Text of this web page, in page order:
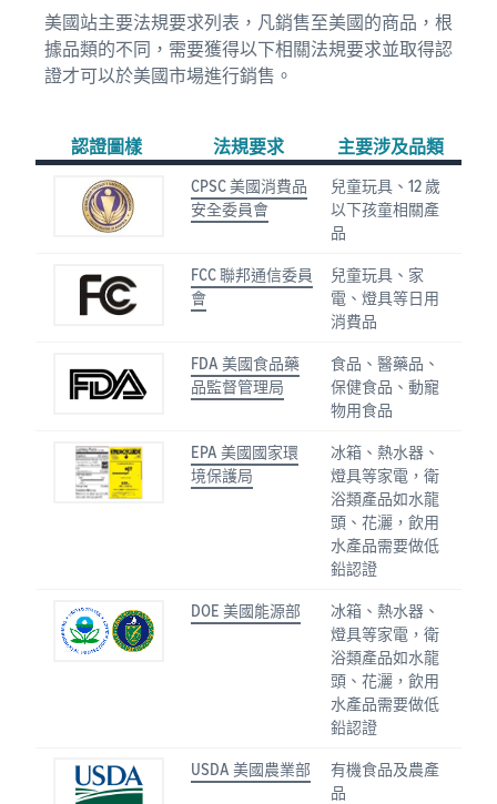
美國站主要法規要求列表，凡銷售至美國的商品，根
據品類的不同，需要獲得以下相關法規要求並取得認
證才可以於美國市場進行銷售。
認證圖樣 法規要求 主要涉及品類
CPSC 美國消費品
安全委員會
兒童玩具、12 歲
以下孩童相關產
品
FCC 聯邦通信委員
會
兒童玩具、家
電、燈具等日用
消費品
FDA 美國食品藥
品監督管理局
食品、醫藥品、
保健食品、動寵
物用食品
EPA 美國國家環
境保護局
冰箱、熱水器、
燈具等家電，衛
浴類產品如水龍
頭、花灑，飲用
水產品需要做低
鉛認證
DOE 美國能源部
冰箱、熱水器、
燈具等家電，衛
浴類產品如水龍
頭、花灑，飲用
水產品需要做低
鉛認證
USDA 美國農業部
有機食品及農產
品